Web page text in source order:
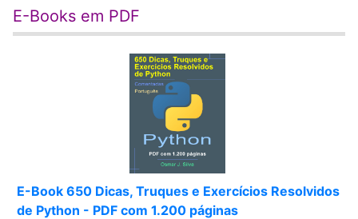
E-Books em PDF
E-Book 650 Dicas, Truques e Exercícios Resolvidos
de Python - PDF com 1.200 páginas